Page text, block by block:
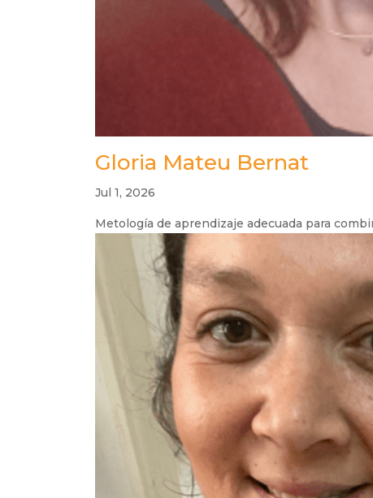
Gloria Mateu Bernat
Jul 1, 2026
Metología de aprendizaje adecuada para